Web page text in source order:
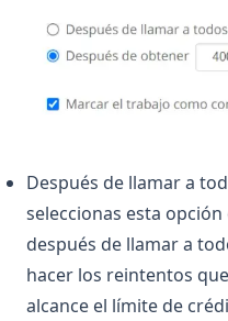
Después de llamar a
seleccionas esta
después de llamar a
hacer los reintentos
alcance el límite de